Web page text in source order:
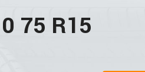
75 R15